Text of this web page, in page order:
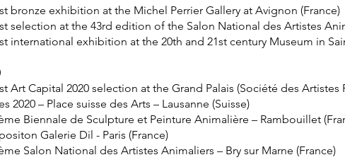
bronze exhibition at the Michel Perrier Gallery at Avignon (France)
selection at the 43rd edition of the Salon National des Artistes
international exhibition at the 20th and 21st century Museum in
Art Capital 2020 selection at the Grand Palais (Société des Artistes
2020 – Place suisse des Arts – Lausanne (Suisse)
Biennale de Sculpture et Peinture Animalière – Rambouillet
Galerie Dil - Paris (France)
Salon National des Artistes Animaliers – Bry sur Marne (France)